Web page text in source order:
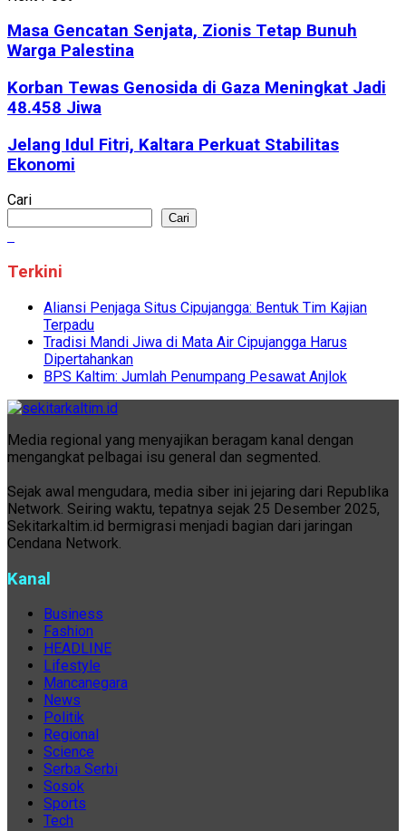
Masa Gencatan Senjata, Zionis Tetap Bunuh
Warga Palestina
Korban Tewas Genosida di Gaza Meningkat Jadi
48.458 Jiwa
Jelang Idul Fitri, Kaltara Perkuat Stabilitas
Ekonomi
Cari
Cari
Terkini
Aliansi Penjaga Situs Cipujangga: Bentuk Tim Kajian
Terpadu
Tradisi Mandi Jiwa di Mata Air Cipujangga Harus
Dipertahankan
BPS Kaltim: Jumlah Penumpang Pesawat Anjlok
Media regional yang menyajikan beragam kanal dengan
mengangkat pelbagai isu general dan segmented.
Sejak awal mengudara, media siber ini jejaring dari Republika
Network. Seiring waktu, tepatnya sejak 25 Desember 2025,
Sekitarkaltim.id bermigrasi menjadi bagian dari jaringan
Cendana Network.
Kanal
Business
Fashion
HEADLINE
Lifestyle
Mancanegara
News
Politik
Regional
Science
Serba Serbi
Sosok
Sports
Tech